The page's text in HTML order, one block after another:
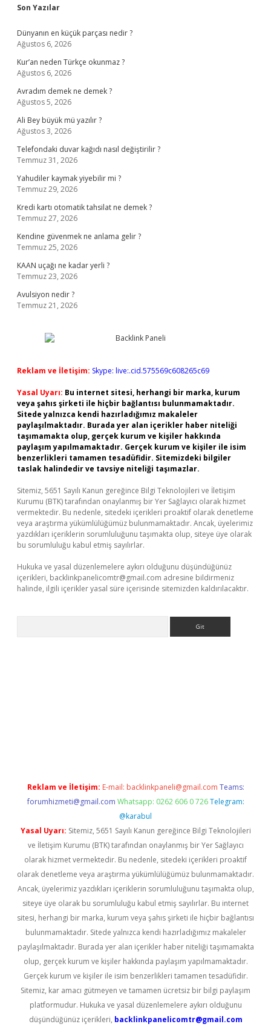
Sidebar
Son Yazılar
Dünyanın en küçük parçası nedir ?
Ağustos 6, 2026
Kur’an neden Türkçe okunmaz ?
Ağustos 6, 2026
Avradım demek ne demek ?
Ağustos 5, 2026
Ali Bey büyük mü yazılır ?
Ağustos 3, 2026
Telefondaki duvar kağıdı nasıl değiştirilir ?
Temmuz 31, 2026
Yahudiler kaymak yiyebilir mi ?
Temmuz 29, 2026
Kredi kartı otomatik tahsilat ne demek ?
Temmuz 27, 2026
Kendine güvenmek ne anlama gelir ?
Temmuz 25, 2026
KAAN uçağı ne kadar yerli ?
Temmuz 23, 2026
Avulsiyon nedir ?
Temmuz 21, 2026
Reklam ve İletişim: Skype: live:.cid.575569c608265c69
Yasal Uyarı: Bu internet sitesi, herhangi bir marka, kurum
veya şahıs şirketi ile hiçbir bağlantısı bulunmamaktadır.
Sitede yalnızca kendi hazırladığımız makaleler
paylaşılmaktadır. Burada yer alan içerikler haber niteliği
taşımamakta olup, gerçek kurum ve kişiler hakkında
paylaşım yapılmamaktadır. Gerçek kurum ve kişiler ile isim
benzerlikleri tamamen tesadüfidir. Sitemizdeki bilgiler
taslak halindedir ve tavsiye niteliği taşımazlar.
Sitemiz, 5651 Sayılı Kanun gereğince Bilgi Teknolojileri ve İletişim
Kurumu (BTK) tarafından onaylanmış bir Yer Sağlayıcı olarak hizmet
vermektedir. Bu nedenle, sitedeki içerikleri proaktif olarak denetleme
veya araştırma yükümlülüğümüz bulunmamaktadır. Ancak, üyelerimiz
yazdıkları içeriklerin sorumluluğunu taşımakta olup, siteye üye olarak
bu sorumluluğu kabul etmiş sayılırlar.
Hukuka ve yasal düzenlemelere aykırı olduğunu düşündüğünüz
içerikleri, backlinkpanelicomtr@gmail.com adresine bildirmeniz
halinde, ilgili içerikler yasal süre içerisinde sitemizden kaldırılacaktır.
Reklam ve İletişim: E-mail: backlinkpaneli@gmail.com Teams:
forumhizmeti@gmail.com Whatsapp: 0262 606 0 726 Telegram:
@karabul
Yasal Uyarı: Sitemiz, 5651 Sayılı Kanun gereğince Bilgi Teknolojileri
ve İletişim Kurumu (BTK) tarafından onaylanmış bir Yer Sağlayıcı
olarak hizmet vermektedir. Bu nedenle, sitedeki içerikleri proaktif
olarak denetleme veya araştırma yükümlülüğümüz bulunmamaktadır.
Ancak, üyelerimiz yazdıkları içeriklerin sorumluluğunu taşımakta olup,
siteye üye olarak bu sorumluluğu kabul etmiş sayılırlar. Bu internet
sitesi, herhangi bir marka, kurum veya şahıs şirketi ile hiçbir bağlantısı
bulunmamaktadır. Sitede yalnızca kendi hazırladığımız makaleler
paylaşılmaktadır. Burada yer alan içerikler haber niteliği taşımamakta
olup, gerçek kurum ve kişiler hakkında paylaşım yapılmamaktadır.
Gerçek kurum ve kişiler ile isim benzerlikleri tamamen tesadüfidir.
Sitemiz, kar amacı gütmeyen ve tamamen ücretsiz bir bilgi paylaşım
platformudur. Hukuka ve yasal düzenlemelere aykırı olduğunu
düşündüğünüz içerikleri, backlinkpanelicomtr@gmail.com